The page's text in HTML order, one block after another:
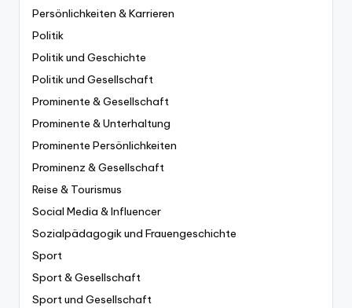
Persönlichkeiten & Karrieren
Politik
Politik und Geschichte
Politik und Gesellschaft
Prominente & Gesellschaft
Prominente & Unterhaltung
Prominente Persönlichkeiten
Prominenz & Gesellschaft
Reise & Tourismus
Social Media & Influencer
Sozialpädagogik und Frauengeschichte
Sport
Sport & Gesellschaft
Sport und Gesellschaft